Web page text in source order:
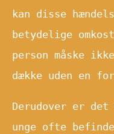
kan disse
betydelige
person måske
dække uden en
Derudover er
unge ofte